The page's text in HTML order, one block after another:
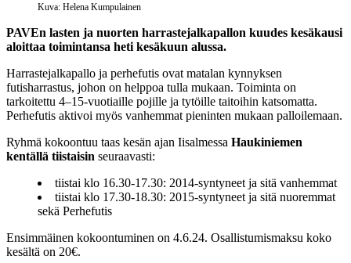
Kuva: Helena Kumpulainen
PAVEn lasten ja nuorten harrastejalkapallon kuudes kesäkausi
aloittaa toimintansa heti kesäkuun alussa.
Harrastejalkapallo ja perhefutis ovat matalan kynnyksen
futisharrastus, johon on helppoa tulla mukaan. Toiminta on
tarkoitettu 4–15-vuotiaille pojille ja tytöille taitoihin katsomatta.
Perhefutis aktivoi myös vanhemmat pieninten mukaan palloilemaan.
Ryhmä kokoontuu taas kesän ajan Iisalmessa Haukiniemen
kentällä tiistaisin seuraavasti:
tiistai klo 16.30-17.30: 2014-syntyneet ja sitä vanhemmat
tiistai klo 17.30-18.30: 2015-syntyneet ja sitä nuoremmat
sekä Perhefutis
Ensimmäinen kokoontuminen on 4.6.24. Osallistumismaksu koko
kesältä on 20€.